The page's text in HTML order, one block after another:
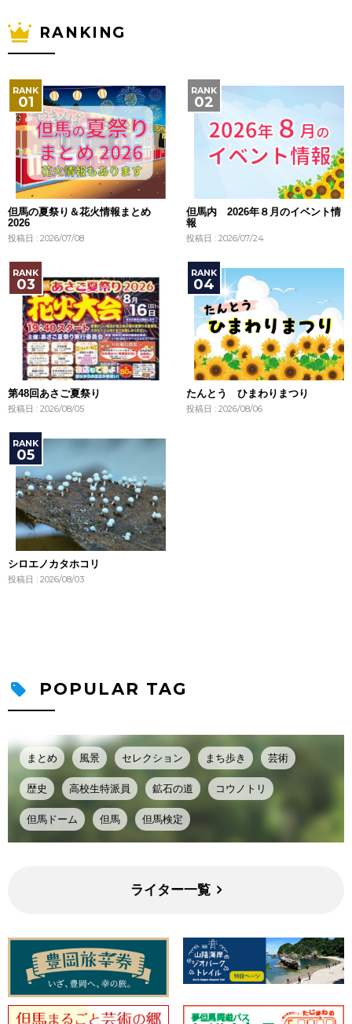
RANKING
但馬の夏祭り＆花火情報まとめ
2026
投稿日 : 2026/07/08
但馬内 2026年８月のイベント情
報
投稿日 : 2026/07/24
第48回あさご夏祭り
投稿日 : 2026/08/05
たんとう ひまわりまつり
投稿日 : 2026/08/06
シロエノカタホコリ
投稿日 : 2026/08/03
POPULAR TAG
まとめ 風景 セレクション まち歩き 芸術
歴史 高校生特派員 鉱石の道 コウノトリ
但馬ドーム 但馬 但馬検定
ライター一覧